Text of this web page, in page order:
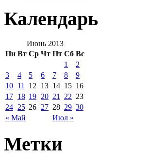
Календарь
Июнь 2013
Пн Вт Ср Чт Пт Сб Вс
« Май Июл »
1
2
3
4 5 6 7 8
9
10 11 12 13 14 15 16
17 18 19 20 21 22 23
24 25 26 27 28 29 30
Метки